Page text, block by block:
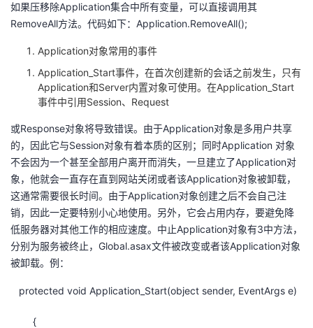
如果压移除Application集合中所有变量，可以直接调用其
RemoveAll方法。代码如下：Application.RemoveAll();
Application对象常用的事件
Application_Start事件，在首次创建新的会话之前发生，只有
Application和Server内置对象可使用。在Application_Start
事件中引用Session、Request
或Response对象将导致错误。由于Application对象是多用户共享
的，因此它与Session对象有着本质的区别；同时Application 对象
不会因为一个甚至全部用户离开而消失，一旦建立了Application对
象，他就会一直存在直到网站关闭或者该Application对象被卸载，
这通常需要很长时间。由于Application对象创建之后不会自己注
销，因此一定要特别小心地使用。另外，它会占用内存，要避免降
低服务器对其他工作的相应速度。中止Application对象有3中方法，
分别为服务被终止，Global.asax文件被改变或者该Application对象
被卸载。例：
protected void Application_Start(object sender, EventArgs e)
{